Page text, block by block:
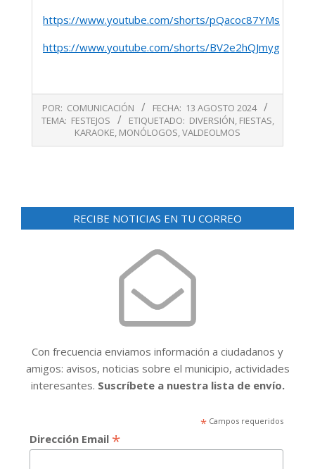
https://www.youtube.com/shorts/pQacoc87YMs
https://www.youtube.com/shorts/BV2e2hQJmyg
08-
POR: COMUNICACIÓN FECHA: 13 AGOSTO 2024
TEMA: FESTEJOS ETIQUETADO: DIVERSIÓN, FIESTAS,
KARAOKE, MONÓLOGOS,VALDEOLMOS
RECIBE NOTICIAS EN TU CORREO
Con frecuencia enviamos información a ciudadanos y
amigos: avisos, noticias sobre el municipio, actividades
interesantes. Suscríbete a nuestra lista de envío.
*Campos requeridos
Dirección Email *